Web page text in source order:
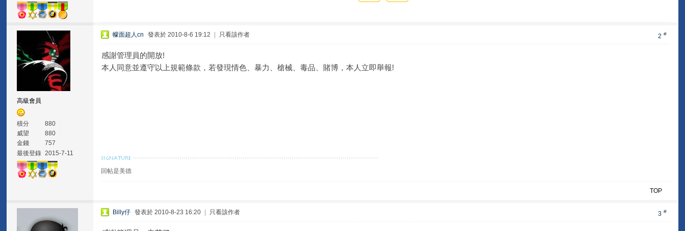
高級會員
積分
880
威望
880
金錢
757
最後登錄 2015-7-11
2 #
幪面超人cn 發表於 2010-8-6 19:12 只看該作者
感謝管理員的開放!
本人同意並遵守以上規範條款，若發現情色、暴力、槍械、毒品、賭博，本人立即舉報!
回帖是美德
TOP
3 #
Billy仔 發表於 2010-8-23 16:20 只看該作者